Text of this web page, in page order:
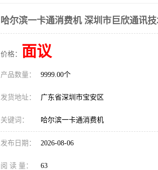
哈尔滨一卡通消费机 深圳市巨欣通讯
价格： 面议
产品数量： 9999.00个
发货地址： 广东省深圳市宝安区
关键词： 哈尔滨一卡通消费机
发布日期： 2026-08-06
阅 读 量： 63